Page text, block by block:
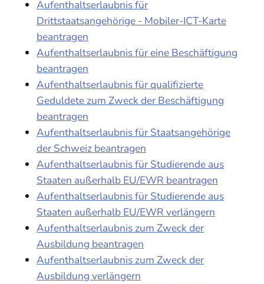
Aufenthaltserlaubnis für
Drittstaatsangehörige - Mobiler-ICT-Karte
beantragen
Aufenthaltserlaubnis für eine Beschäftigung
beantragen
Aufenthaltserlaubnis für qualifizierte
Geduldete zum Zweck der Beschäftigung
beantragen
Aufenthaltserlaubnis für Staatsangehörige
der Schweiz beantragen
Aufenthaltserlaubnis für Studierende aus
Staaten außerhalb EU/EWR beantragen
Aufenthaltserlaubnis für Studierende aus
Staaten außerhalb EU/EWR verlängern
Aufenthaltserlaubnis zum Zweck der
Ausbildung beantragen
Aufenthaltserlaubnis zum Zweck der
Ausbildung verlängern